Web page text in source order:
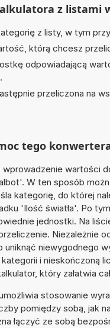
z listami
z listy, w tym
którą chcesz
odpowiadającą
przeliczona na
tego
wprowadzenie wartości
W ten sposób
kategorię, do której
'Ilość światła'. Po
jednostki. Na
Niezależnie
niewygodnego
i nieskończoną
który załatwia
stosowanie
pomiędzy sobą, jak
łączyć ze sobą